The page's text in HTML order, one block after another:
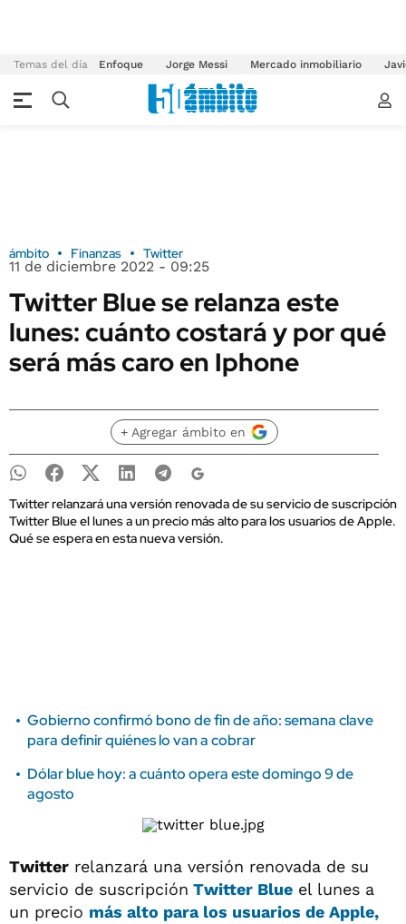
Temas del día Enfoque Jorge Messi Mercado inmobiliario
ámbito Finanzas Twitter
11 de diciembre 2022 - 09:25
Twitter Blue se relanza este
lunes: cuánto costará y por qué
será más caro en Iphone
+ Agregar ámbito en
Twitter relanzará una versión renovada de su servicio de suscripción
Twitter Blue el lunes a un precio más alto para los usuarios de Apple.
Qué se espera en esta nueva versión.
Gobierno confirmó bono de fin de año: semana clave
para definir quiénes lo van a cobrar
Dólar blue hoy: a cuánto opera este domingo 9 de
agosto
Twitter relanzará una versión renovada de su
servicio de suscripción Twitter Blue el lunes a
un precio más alto para los usuarios de Apple,